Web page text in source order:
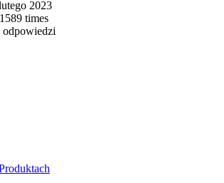
2023
1589 times
odpowiedzi